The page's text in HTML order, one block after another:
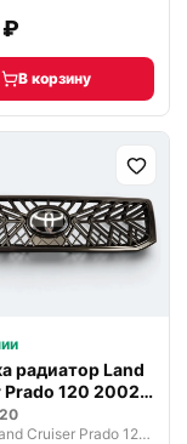
₽
В корзину
радиатор Land
Prado 120 2002-
Toyota Land Cruiser Prado 120 рестайлинг (2007—2009)